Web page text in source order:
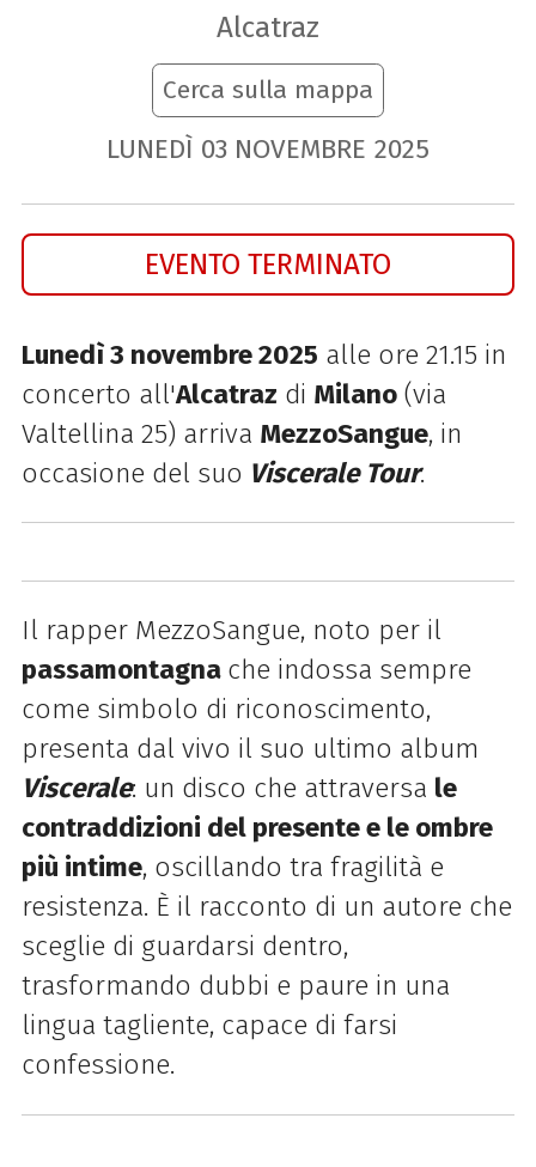
Alcatraz
Cerca sulla mappa
LUNEDÌ 03 NOVEMBRE 2025
EVENTO TERMINATO
Lunedì 3 novembre 2025 alle ore 21.15 in
concerto all'Alcatraz di Milano(via
Valtellina 25) arriva MezzoSangue, in
occasione del suo Viscerale Tour.
Il rapper MezzoSangue, noto per il
passamontagna che indossa sempre
come simbolo di riconoscimento,
presenta dal vivo il suo ultimo album
Viscerale: un disco che attraversa le
contraddizioni del presente e le ombre
più intime, oscillando tra fragilità e
resistenza. È il racconto di un autore che
sceglie di guardarsi dentro,
trasformando dubbi e paure in una
lingua tagliente, capace di farsi
confessione.